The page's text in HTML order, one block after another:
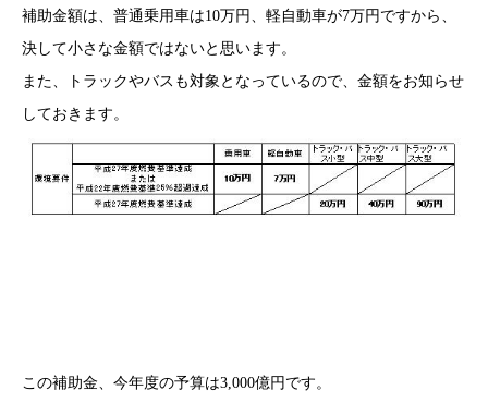
補助金額は、普通乗用車は10万円、軽自動車が7万円ですから、
決して小さな金額ではないと思います。
また、トラックやバスも対象となっているので、金額をお知らせ
しておきます。
この補助金、今年度の予算は3,000億円です。